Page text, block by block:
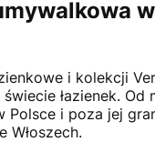
i kolekcji
łazienek.
i poza jej
Włoszech.